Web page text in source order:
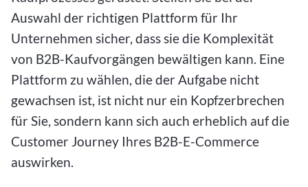
Auswahl der richtigen Plattform für Ihr
Unternehmen sicher, dass sie die Komplexität
von B2B-Kaufvorgängen bewältigen kann. Eine
Plattform zu wählen, die der Aufgabe nicht
gewachsen ist, ist nicht nur ein Kopfzerbrechen
für Sie, sondern kann sich auch erheblich auf die
Customer Journey Ihres B2B-E-Commerce
auswirken.